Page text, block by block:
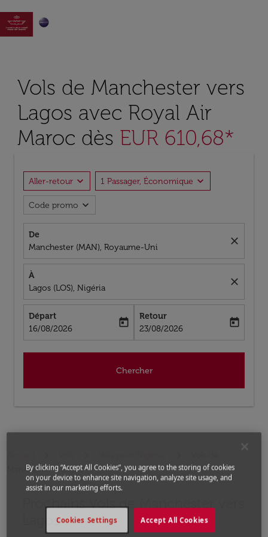

Vols de Manchester vers
Lagos avec Royal Air
Maroc dès EUR 610,68*
Aller-retour expand_more 1 Passager, Économique expand_more
Code promo expand_more
De
Manchester (MAN), Royaume-Uni
close
À
Lagos (LOS), Nigéria
close
Départ
fc-booking-departure-date-aria-label
16/08/2026
today
Retour
fc-booking-return-date-aria-label
23/08/2026
today
Chercher
Manchester a Lagos
Prochains Vols de Manchester vers
Lagos
By clicking “Accept All Cookies”, you agree to the storing of cookies
on your device to enhance site navigation, analyze site usage, and
assist in our marketing efforts.
Accept All Cookies
Cookies Settings